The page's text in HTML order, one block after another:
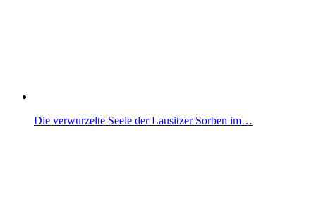
Die verwurzelte Seele der Lausitzer Sorben im…